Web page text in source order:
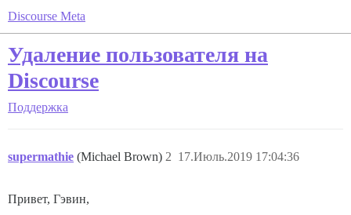
Discourse Meta
Удаление пользователя на
Discourse
Поддержка
supermathie (Michael Brown) 17.Июль.2019 17:04:36
2
Привет, Гэвин,